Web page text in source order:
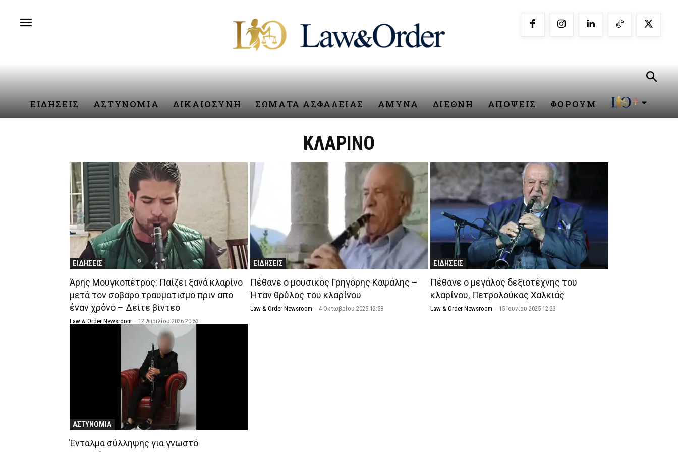
ΕΙΔΗΣΕΙΣ ΑΣΤΥΝΟΜΙΑ ΔΙΚΑΙΟΣΥΝΗ ΣΩΜΑΤΑ ΑΣΦΑΛΕΙΑΣ ΑΜΥΝΑ ΔΙΕΘΝΗ ΑΠΟΨΕΙΣ ΦΟΡΟΥΜ
ΚΛΑΡΙΝΟ
ΕΙΔΗΣΕΙΣ
Άρης Μουγκοπέτρος: Παίζει ξανά κλαρίνο
μετά τον σοβαρό τραυματισμό πριν από
έναν χρόνο – Δείτε βίντεο
Law & Order Newsroom - 12 Απριλίου 2026 20:53
ΕΙΔΗΣΕΙΣ
Πέθανε ο μουσικός Γρηγόρης Καψάλης –
Ήταν θρύλος του κλαρίνου
Law & Order Newsroom - 4 Οκτωβρίου 2025 12:58
ΕΙΔΗΣΕΙΣ
Πέθανε ο μεγάλος δεξιοτέχνης του
κλαρίνου, Πετρολούκας Χαλκιάς
Law & Order Newsroom - 15 Ιουνίου 2025 12:23
ΑΣΤΥΝΟΜΙΑ
Ένταλμα σύλληψης για γνωστό